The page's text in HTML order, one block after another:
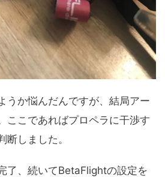
うか悩んだんですが、結局アー
ここであればプロペラに干渉す
断しました。
了、続いてBetaFlightの設定を